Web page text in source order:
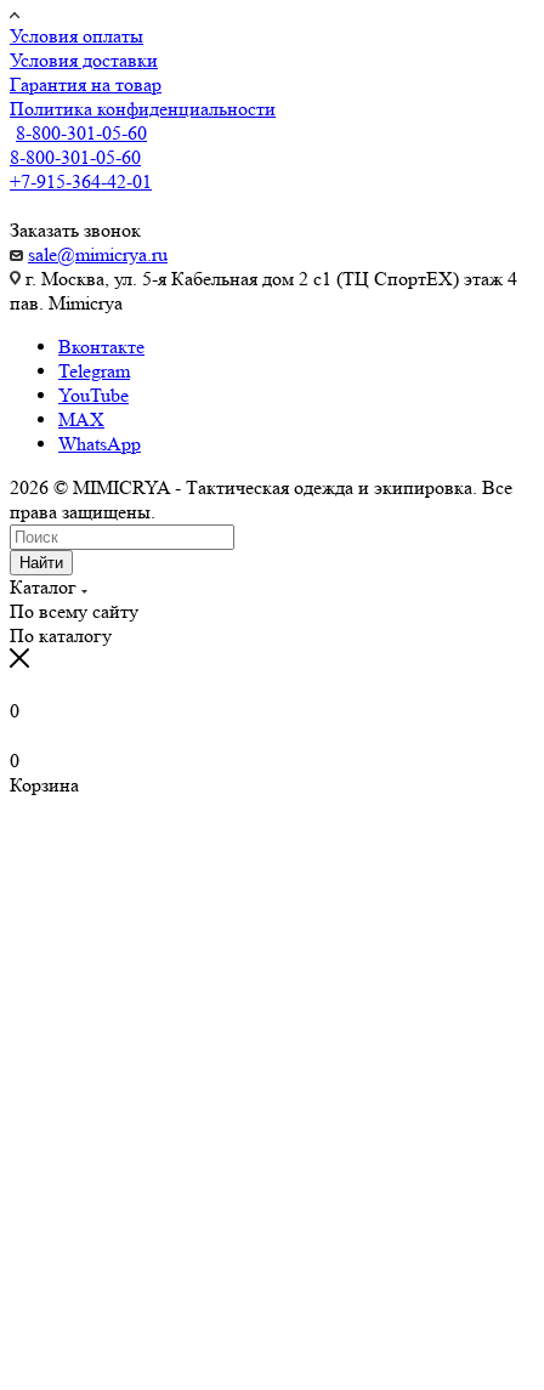
Условия оплаты
Условия доставки
Гарантия на товар
Политика конфиденциальности
8-800-301-05-60
8-800-301-05-60
+7-915-364-42-01
Заказать звонок
sale@mimicrya.ru
г. Москва, ул. 5-я Кабельная дом 2 с1 (ТЦ СпортEX) этаж 4
пав. Mimicrya
Вконтакте
Telegram
YouTube
MAX
WhatsApp
2026 © MIMICRYA - Тактическая одежда и экипировка. Все
права защищены.
Найти
Каталог
По всему сайту
По каталогу
0
0
Корзина